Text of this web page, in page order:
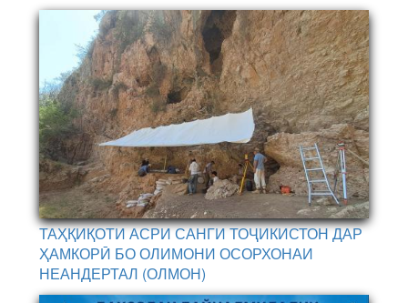
ТАҲҚИҚОТИ АСРИ САНГИ ТОҶИКИСТОН ДАР
ҲАМКОРӢ БО ОЛИМОНИ ОСОРХОНАИ
НЕАНДЕРТАЛ (ОЛМОН)